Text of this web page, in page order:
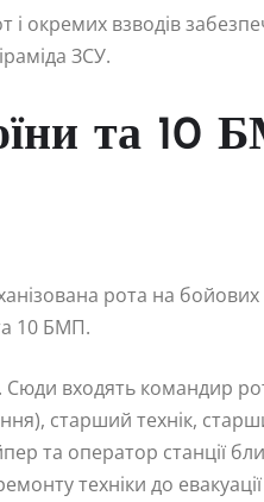
і окремих взводів
ЗСУ.
та 10
рота на
10 БМП.
Сюди входять командир
старший технік,
та оператор станції
техніки до